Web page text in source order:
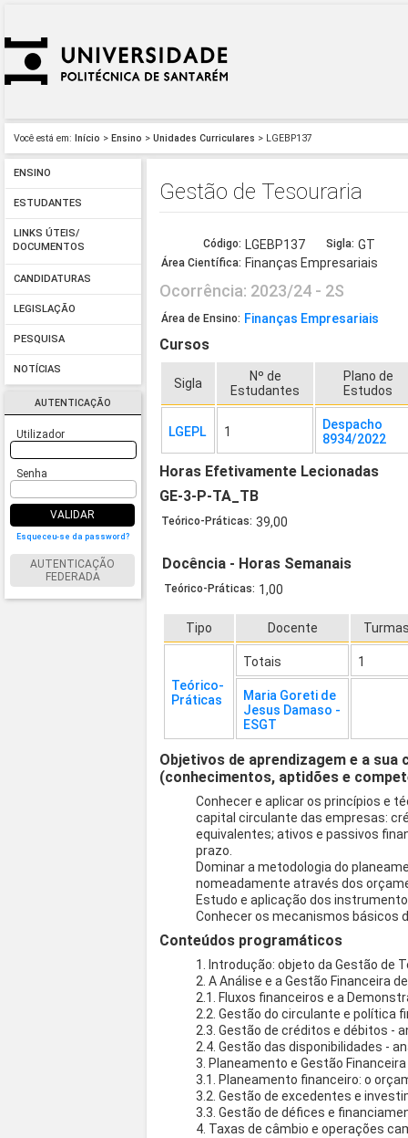
Você está em: Início > Ensino > Unidades Curriculares > LGEBP137
ENSINO
ESTUDANTES
LINKS ÚTEIS/
DOCUMENTOS
CANDIDATURAS
LEGISLAÇÃO
PESQUISA
NOTÍCIAS
AUTENTICAÇÃO
Utilizador
Senha
VALIDAR
Esqueceu-se da password?
AUTENTICAÇÃO
FEDERADA
Gestão de Tesouraria
Código: LGEBP137 Sigla: GT
Área Científica: Finanças Empresariais
Ocorrência: 2023/24 - 2S
Área de Ensino: Finanças Empresariais
Cursos
Sigla
Nº de
Estudantes
Plano de
Estudos
LGEPL 1
Despacho
8934/2022
Horas Efetivamente Lecionadas
GE-3-P-TA_TB
Teórico-Práticas: 39,00
Docência - Horas Semanais
Teórico-Práticas: 1,00
Tipo Docente
Teórico-
Práticas
Totais 1
Maria Goreti de
Jesus Damaso -
ESGT
Objetivos de aprendizagem e a
(conhecimentos, aptidões e
Conhecer e aplicar os princípios e
capital circulante das empresas:
equivalentes; ativos e passivos
prazo.
Dominar a metodologia do
nomeadamente através dos
Estudo e aplicação dos
Conhecer os mecanismos básicos
Conteúdos programáticos
1. Introdução: objeto da Gestão de
2. A Análise e a Gestão Financeira
2.1. Fluxos financeiros e a
2.2. Gestão do circulante e política
2.3. Gestão de créditos e débitos -
2.4. Gestão das disponibilidades -
3. Planeamento e Gestão
3.1. Planeamento financeiro: o
3.2. Gestão de excedentes e
3.3. Gestão de défices e
4. Taxas de câmbio e operações